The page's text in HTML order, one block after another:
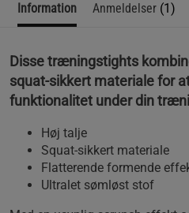
Information Anmeldelser (1)
Disse træningstights
squat-sikkert materiale for
funktionalitet under din
Høj talje
Squat-sikkert materiale
Flatterende formende
Ultralet sømløst stof